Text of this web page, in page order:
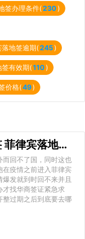
签办理条件(230)
落地签逾期(245)
签有效期(110)
价格(49)
一般是哪些人能办理落地签 菲律宾落地签该找谁办理
而回不了国，同时这也
在疫情之前进入菲律宾
发就到时回不来并且
找华商签证紧急求
整过期之后到底要去哪